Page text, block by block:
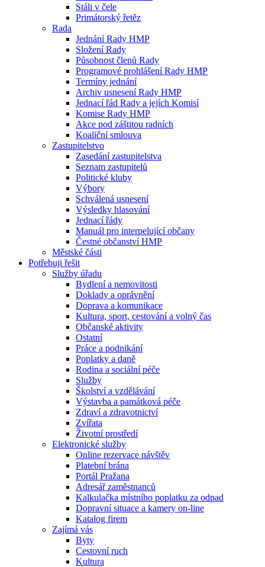
Stáli v čele
Primátorský řetěz
Rada
Jednání Rady HMP
Složení Rady
Působnost členů Rady
Programové prohlášení Rady HMP
Termíny jednání
Archiv usnesení Rady HMP
Jednací řád Rady a jejích Komisí
Komise Rady HMP
Akce pod záštitou radních
Koaliční smlouva
Zastupitelstvo
Zasedání zastupitelstva
Seznam zastupitelů
Politické kluby
Výbory
Schválená usnesení
Výsledky hlasování
Jednací řády
Manuál pro interpelující občany
Čestné občanství HMP
Městské části
Potřebuji řešit
Služby úřadu
Bydlení a nemovitosti
Doklady a oprávnění
Doprava a komunikace
Kultura, sport, cestování a volný čas
Občanské aktivity
Ostatní
Práce a podnikání
Poplatky a daně
Rodina a sociální péče
Služby
Školství a vzdělávání
Výstavba a památková péče
Zdraví a zdravotnictví
Zvířata
Životní prostředí
Elektronické služby
Online rezervace návštěv
Platební brána
Portál Pražana
Adresář zaměstnanců
Kalkulačka místního poplatku za odpad
Dopravní situace a kamery on-line
Katalog firem
Zajímá vás
Byty
Cestovní ruch
Kultura